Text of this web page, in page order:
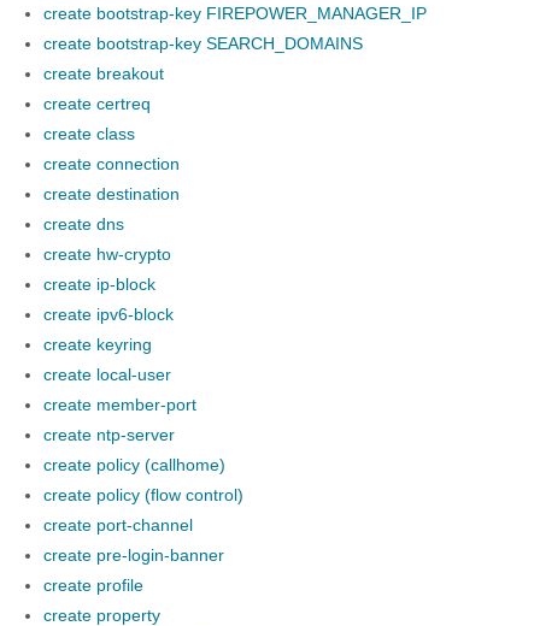
create bootstrap-key FIREPOWER_MANAGER_IP
create bootstrap-key SEARCH_DOMAINS
create breakout
create certreq
create class
create connection
create destination
create dns
create hw-crypto
create ip-block
create ipv6-block
create keyring
create local-user
create member-port
create ntp-server
create policy (callhome)
create policy (flow control)
create port-channel
create pre-login-banner
create profile
create property